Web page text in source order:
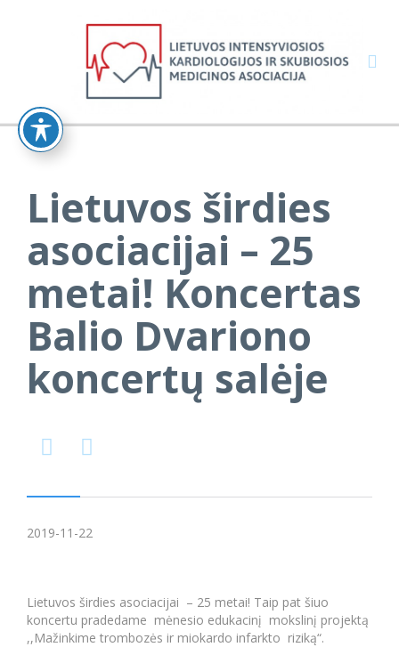

Lietuvos širdies
asociacijai – 25
metai! Koncertas
Balio Dvariono
koncertų salėje
 
2019-11-22
Lietuvos širdies asociacijai – 25 metai! Taip pat šiuo
koncertu pradedame mėnesio edukacinį mokslinį projektą
,,Mažinkime trombozės ir miokardo infarkto riziką“.